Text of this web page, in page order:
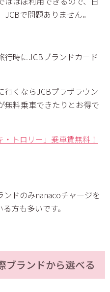
で問題ありません。
行時にJCBブランドカード
行くならJCBプラザラウン
無料乗車できたりとお得で
トロリー」乗車賃無料！
ドのみnanacoチャージを
方も多いです。
ブランドから選べる